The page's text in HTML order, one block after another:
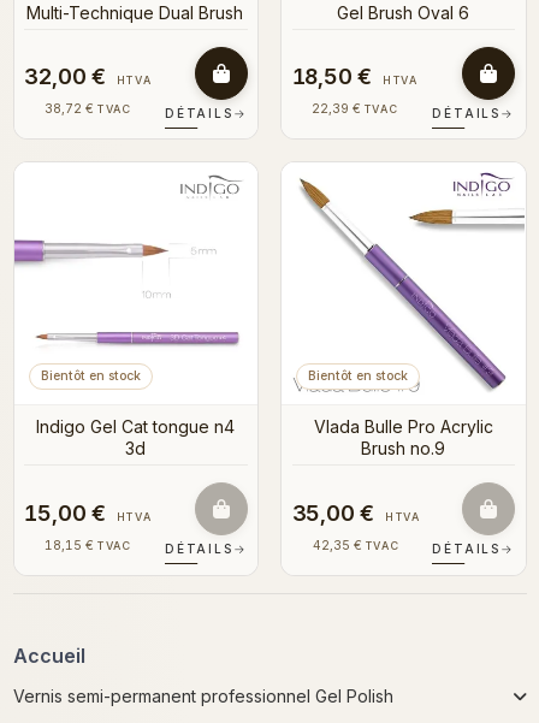
Multi-Technique Dual Brush
32,00 € HTVA
38,72 € TVAC DÉTAILS →
Gel Brush Oval 6
18,50 € HTVA
22,39 € TVAC DÉTAILS →
Bientôt en stock
Indigo Gel Cat tongue n4
3d
15,00 € HTVA
18,15 € TVAC DÉTAILS →
Bientôt en stock
Vlada Bulle Pro Acrylic
Brush no.9
35,00 € HTVA
42,35 € TVAC DÉTAILS →
Accueil
Vernis semi-permanent professionnel Gel Polish